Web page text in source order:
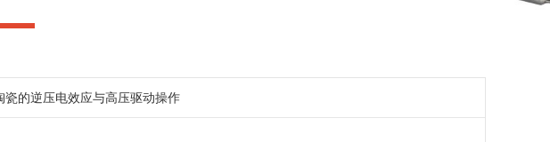
的逆压电效应与高压驱动操作